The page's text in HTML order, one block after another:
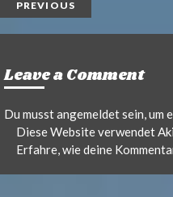
PREVIOUS
Leave a Comment
Du musstangemeldetsein, um
Diese Website verwendet
Erfahre, wie deine